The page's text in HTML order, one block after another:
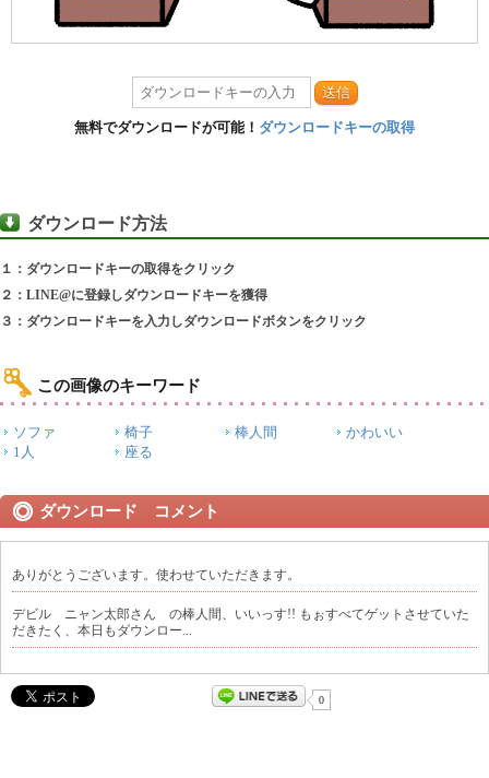
送信
無料でダウンロードが可能！ ダウンロードキーの取得
ダウンロード方法
１：ダウンロードキーの取得をクリック
２：LINE@に登録しダウンロードキーを獲得
３：ダウンロードキーを入力しダウンロードボタンをクリック
この画像のキーワード
ソファ 椅子 棒人間
かわいい
1人
座る
ダウンロード コメント
ありがとうございます。使わせていただきます。
デビル ニャン太郎さん の棒人間、いいっす!! もぉすべてゲットさせていた
だきたく、本日もダウンロー...
0